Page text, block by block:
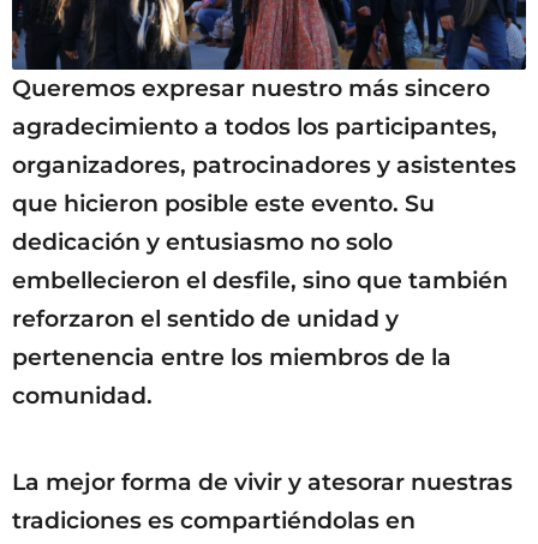
Queremos expresar nuestro más sincero
agradecimiento a todos los participantes,
organizadores, patrocinadores y asistentes
que hicieron posible este evento. Su
dedicación y entusiasmo no solo
embellecieron el desfile, sino que también
reforzaron el sentido de unidad y
pertenencia entre los miembros de la
comunidad.
La mejor forma de vivir y atesorar nuestras
tradiciones es compartiéndolas en